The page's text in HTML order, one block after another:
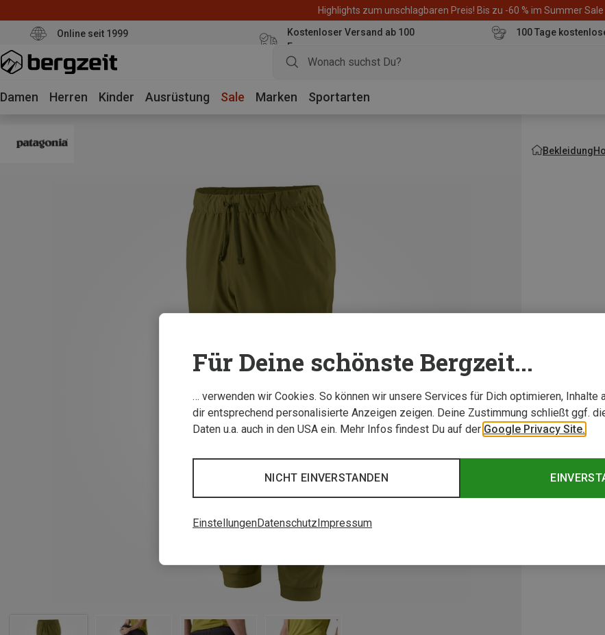
Highlights zum unschlagbaren Preis! Bis zu -60 % im Summer Sale
Online seit 1999
Kostenloser Versand ab 100
Euro
100 Tage
Damen Herren Kinder Ausrüstung Sale Marken Sportarten
Bekleidung
Für Deine schönste Bergzeit...
… verwenden wir Cookies. So können wir unsere Services für Dich optimieren, Inhalte
dir entsprechend personalisierte Anzeigen zeigen. Deine Zustimmung schließt ggf.
Daten u.a. auch in den USA ein. Mehr Infos findest Du auf der Google Privacy Site.
NICHT EINVERSTANDEN
EinstellungenDatenschutz Impressum